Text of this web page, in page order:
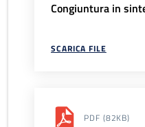
Congiuntura in
SCARICA FILE
PDF (82KB)